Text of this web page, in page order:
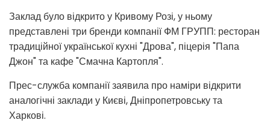
Заклад було відкрито у Кривому Розі, у ньому
представлені три бренди компанії ФМ ГРУПП: ресторан
традиційної української кухні "Дрова", піцерія "Папа
Джон" та кафе "Смачна Картопля".
Прес-служба компанії заявила про наміри відкрити
аналогічні заклади у Києві, Дніпропетровську та
Харкові.